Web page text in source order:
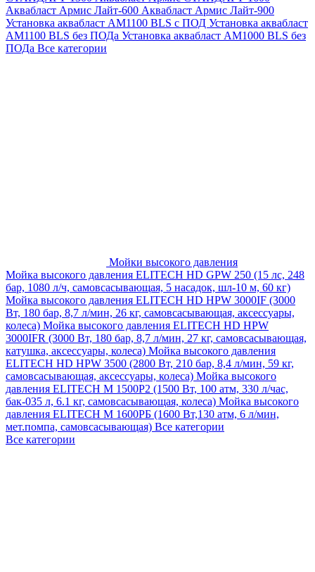
Аквабласт Армис Лайт-600 Аквабласт Армис Лайт-900
Установка аквабласт AM1100 BLS с ПОД Установка аквабласт
AM1100 BLS без ПОДа Установка аквабласт AM1000 BLS без
ПОДа Все категории
Мойки высокого давления
Мойка высокого давления ELITECH HD GPW 250 (15 лс, 248
бар, 1080 л/ч, самовсасывающая, 5 насадок, шл-10 м, 60 кг)
Мойка высокого давления ELITECH HD HPW 3000IF (3000
Вт, 180 бар, 8,7 л/мин, 26 кг, самовсасывающая, аксессуары,
колеса) Мойка высокого давления ELITECH HD HPW
3000IFR (3000 Вт, 180 бар, 8,7 л/мин, 27 кг, самовсасывающая,
катушка, аксессуары, колеса) Мойка высокого давления
ELITECH HD HPW 3500 (2800 Вт, 210 бар, 8,4 л/мин, 59 кг,
самовсасывающая, аксессуары, колеса) Мойка высокого
давления ELITECH M 1500P2 (1500 Вт, 100 атм, 330 л/час,
бак-035 л, 6.1 кг, самовсасывающая, колеса) Мойка высокого
давления ELITECH М 1600РБ (1600 Вт,130 атм, 6 л/мин,
мет.помпа, самовсасывающая) Все категории
Все категории